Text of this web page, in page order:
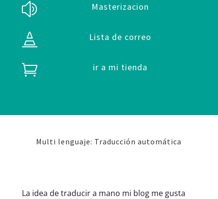
z Masterizacion
 Lista de correo
 ir a mi tienda
Multi lenguaje: Traducción automática
La idea de traducir a mano mi blog me gusta